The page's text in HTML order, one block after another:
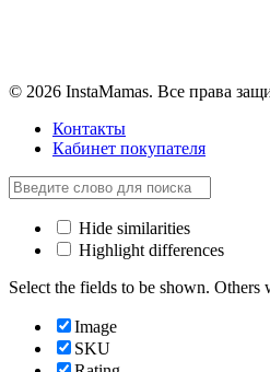
© 2026 InstaMamas. Все права
Контакты
Кабинет покупателя
Hide similarities
Highlight differences
Select the fields to be shown.
Image
SKU